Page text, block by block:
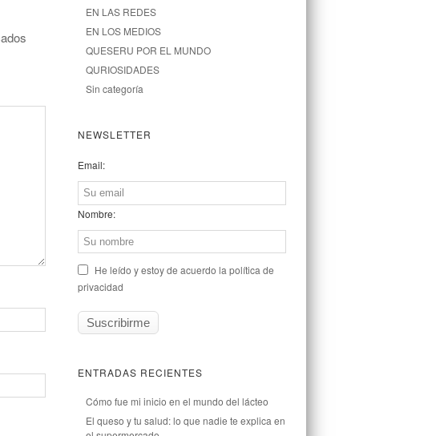
EN LAS REDES
EN LOS MEDIOS
QUESERU POR EL MUNDO
QURIOSIDADES
Sin categoría
NEWSLETTER
Email:
Nombre:
He leído y estoy de acuerdo la política de
privacidad
ENTRADAS RECIENTES
Cómo fue mi inicio en el mundo del lácteo
El queso y tu salud: lo que nadie te explica en